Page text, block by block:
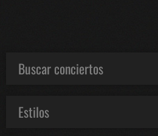
Buscar conciertos
Estilos